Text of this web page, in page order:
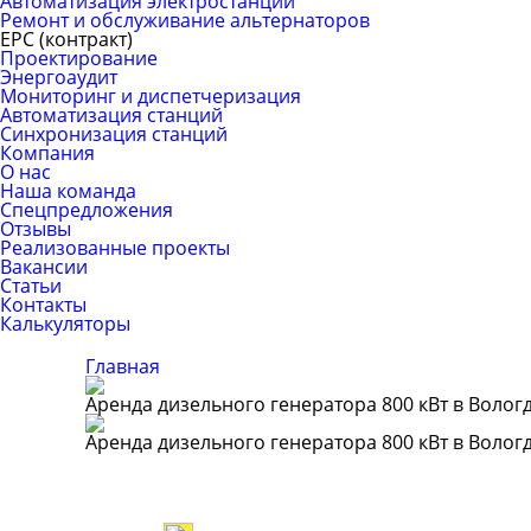
Ремонт и обслуживание альтернаторов
ЕРС (контракт)
Проектирование
Энергоаудит
Мониторинг и диспетчеризация
Автоматизация станций
Синхронизация станций
Компания
О нас
Наша команда
Спецпредложения
Отзывы
Реализованные проекты
Вакансии
Статьи
Контакты
Калькуляторы
Главная
Аренда дизельного генератора 800 кВт в
Аренда дизельного генератора 800 кВт в